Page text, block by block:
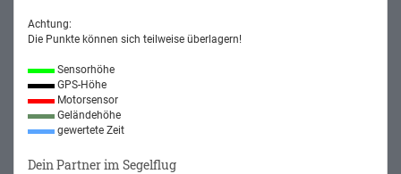
Achtung:
Die Punkte können sich teilweise überlagern!
Sensorhöhe
GPS-Höhe
Motorsensor
Geländehöhe
gewertete Zeit
Dein Partner im Segelflug